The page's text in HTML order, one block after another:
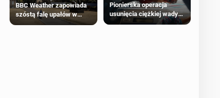
BBC Weather zapowiada
szóstą falę upałów w
Londynie
Pionierska operacja
usunięcia ciężkiej wady
wrodzonej płodu w łonie